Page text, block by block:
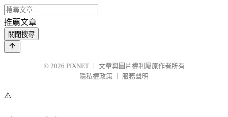
推薦文章
關閉搜尋
© 2026 PIXNET
文章與圖片權利屬原作者所有
隱私權政策
服務聲明
⚠️